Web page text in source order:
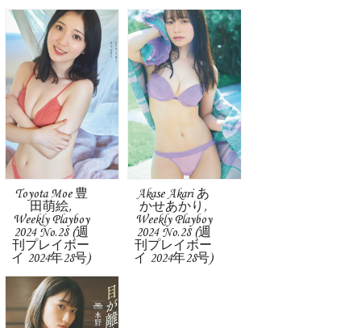
Toyota Moe 豊
田萌絵,
Weekly Playboy
2024 No.28 (週
刊プレイボー
イ 2024年28号)
Akase Akari あ
かせあかり,
Weekly Playboy
2024 No.28 (週
刊プレイボー
イ 2024年28号)